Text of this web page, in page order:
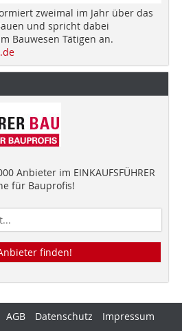
zweimal im Jahr über das
und spricht dabei
Bauwesen Tätigen an.
Anbieter im EINKAUFSFÜHRER
für Bauprofis!
finden!
AGB Datenschutz
Impressum